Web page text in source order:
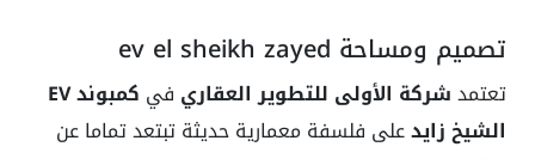
تصميم ومساحة ev el sheikh zayed
تعتمدشركة الأولى للتطوير العقاري في
كمبوند EV
الشيخ زايدعلى فلسفة معمارية حديثة تبتعد تماما عن